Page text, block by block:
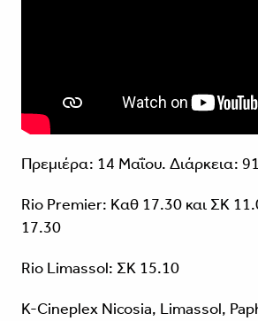
Πρεμιέρα: 14 Μαΐου. Διάρκεια:
Rio Premier: Καθ 17.30 και ΣΚ
17.30
Rio Limassol: ΣΚ 15.10
K-Cineplex Nicosia, Limassol,